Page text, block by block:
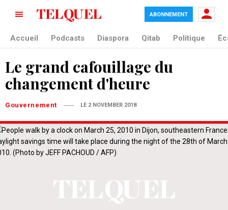
ABONNEMENT
Accueil Podcasts Diaspora Qitab Politique
Le grand cafouillage du
changement d'heure
Gouvernement LE 2 NOVEMBER 2018